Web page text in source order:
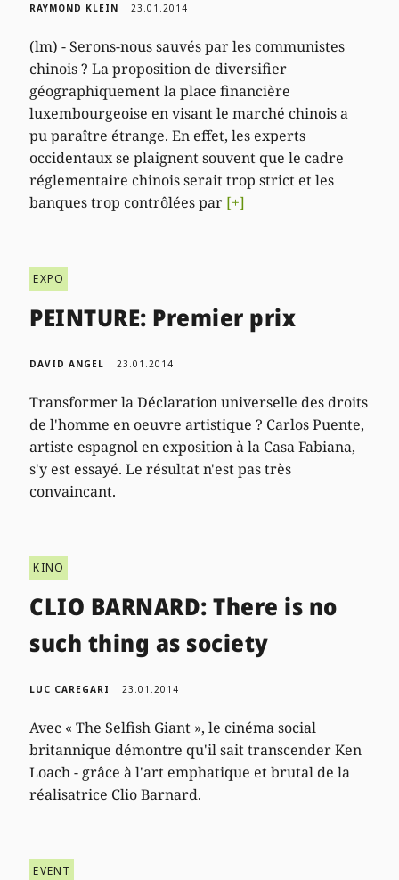
RAYMOND KLEIN 23.01.2014
(lm) - Serons-nous sauvés par les communistes
chinois ? La proposition de diversifier
géographiquement la place financière
luxembourgeoise en visant le marché chinois a
pu paraître étrange. En effet, les experts
occidentaux se plaignent souvent que le cadre
réglementaire chinois serait trop strict et les
banques trop contrôlées par [+]
EXPO
PEINTURE: Premier prix
DAVID ANGEL 23.01.2014
Transformer la Déclaration universelle des droits
de l'homme en oeuvre artistique ? Carlos Puente,
artiste espagnol en exposition à la Casa Fabiana,
s'y est essayé. Le résultat n'est pas très
convaincant.
KINO
CLIO BARNARD: There is no
such thing as society
LUC CAREGARI 23.01.2014
Avec « The Selfish Giant », le cinéma social
britannique démontre qu'il sait transcender Ken
Loach - grâce à l'art emphatique et brutal de la
réalisatrice Clio Barnard.
EVENT